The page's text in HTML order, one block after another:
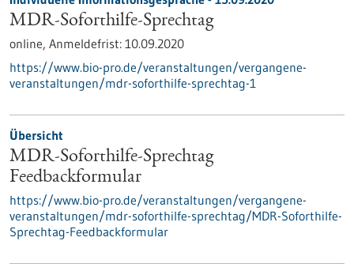
MDR-Soforthilfe-Sprechtag
online, Anmeldefrist: 10.09.2020
https://www.bio-pro.de/veranstaltungen/vergangene-
veranstaltungen/mdr-soforthilfe-sprechtag-1
Übersicht
MDR-Soforthilfe-Sprechtag
Feedbackformular
https://www.bio-pro.de/veranstaltungen/vergangene-
veranstaltungen/mdr-soforthilfe-sprechtag/MDR-Soforthilfe-
Sprechtag-Feedbackformular